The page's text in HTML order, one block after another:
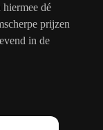
hiermee dé
prijzen
in de